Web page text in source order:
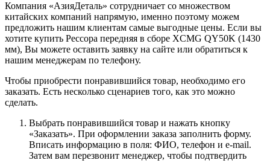
Компания «АзияДеталь» сотрудничает со множеством
китайских компаний напрямую, именно поэтому можем
предложить нашим клиентам самые выгодные цены. Если вы
хотите купить Рессора передняя в сборе XCMG QY50K (1430
мм), Вы можете оставить заявку на сайте или обратиться к
нашим менеджерам по телефону.
Чтобы приобрести понравившийся товар, необходимо его
заказать. Есть несколько сценариев того, как это можно
сделать.
Выбрать понравившийся товар и нажать кнопку
«Заказать». При оформлении заказа заполнить форму.
Вписать информацию в поля: ФИО, телефон и e-mail.
Затем вам перезвонит менеджер, чтобы подтвердить